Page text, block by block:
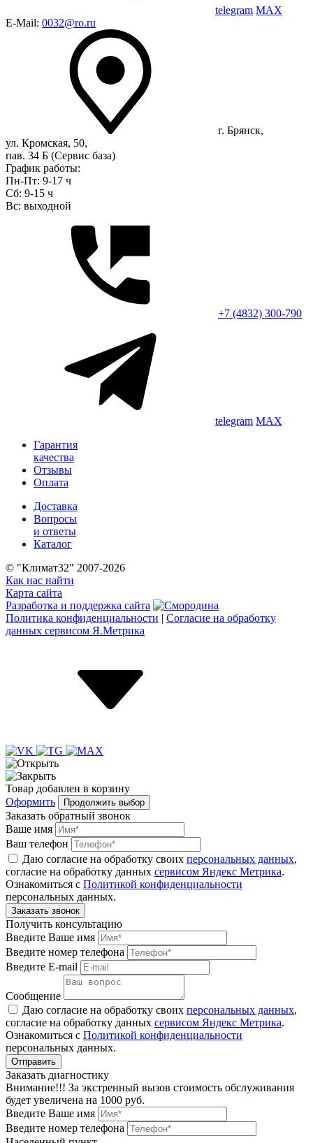
telegram MAX
E-Mail: 0032@ro.ru
г. Брянск,
ул. Кромская, 50,
пав. 34 Б (Сервис база)
График работы:
Пн-Пт: 9-17 ч
Сб: 9-15 ч
Вс: выходной
+7 (4832) 300-790
telegram MAX
Гарантия
качества
Отзывы
Оплата
Доставка
Вопросы
и ответы
Каталог
© "Климат32" 2007-2026
Как нас найти
Карта сайта
Разработка и поддержка сайта
Политика конфиденциальности | Согласие на обработку
данных сервисом Я.Метрика
Товар добавлен в корзину
Оформить
Продолжить выбор
Заказать обратный звонок
Ваше имя
Ваш телефон
Даю согласие на обработку своих персональных данных,
согласие на обработку данных сервисом Яндекс Метрика.
Ознакомиться с Политикой конфиденциальности
персональных данных.
Получить консультацию
Введите Ваше имя
Введите номер телефона
Введите E-mail
Сообщение
Даю согласие на обработку своих персональных данных,
согласие на обработку данных сервисом Яндекс Метрика.
Ознакомиться с Политикой конфиденциальности
персональных данных.
Заказать диагностику
Внимание!!! За экстренный вызов стоимость обслуживания
будет увеличена на 1000 руб.
Введите Ваше имя
Введите номер телефона